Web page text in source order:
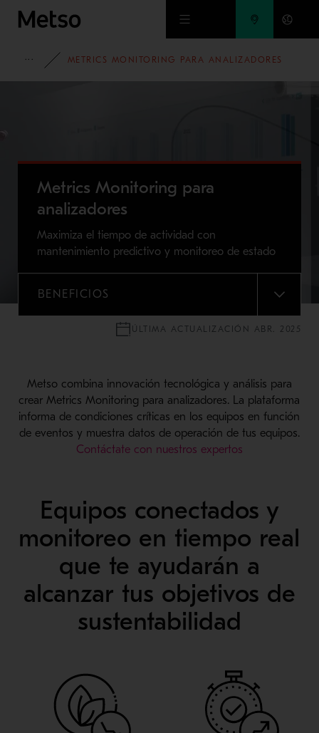
Ir al contenido principal
PORTAFOLIO
METRICS MONITORING PARA ANALIZADORES
Metrics Monitoring para
analizadores
Maximiza el tiempo de actividad con
mantenimiento predictivo y monitoreo de estado
BENEFICIOS
MENU
ÚLTIMA ACTUALIZACIÓN ABR. 2025
Metso combina innovación tecnológica y análisis para
crear Metrics Monitoring para analizadores. La plataforma
informa de condiciones críticas en los equipos en función
de eventos y muestra datos de operación de tus equipos.
Contáctate con nuestros expertos
Equipos conectados y
monitoreo en tiempo real
que te ayudarán a
alcanzar tus objetivos de
sustentabilidad